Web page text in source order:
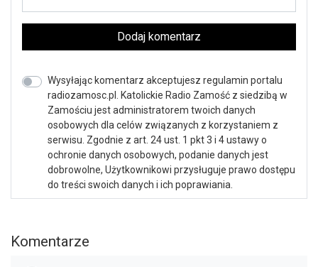
Dodaj komentarz
Wysyłając komentarz akceptujesz regulamin portalu
radiozamosc.pl. Katolickie Radio Zamość z siedzibą w
Zamościu jest administratorem twoich danych
osobowych dla celów związanych z korzystaniem z
serwisu. Zgodnie z art. 24 ust. 1 pkt 3 i 4 ustawy o
ochronie danych osobowych, podanie danych jest
dobrowolne, Użytkownikowi przysługuje prawo dostępu
do treści swoich danych i ich poprawiania.
Komentarze